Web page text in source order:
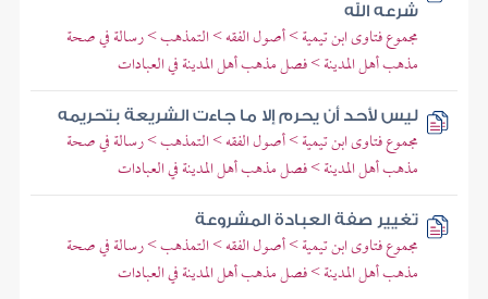
شرعه الله
مجموع فتاوى ابن تيمية > أصول الفقه > التمذهب > رسالة في صحة
مذهب أهل المدينة > فصل مذهب أهل المدينة في العبادات
ليس لأحد أن يحرم إلا ما جاءت الشريعة بتحريمه
مجموع فتاوى ابن تيمية > أصول الفقه > التمذهب > رسالة في صحة
مذهب أهل المدينة > فصل مذهب أهل المدينة في العبادات
تغيير صفة العبادة المشروعة
مجموع فتاوى ابن تيمية > أصول الفقه > التمذهب > رسالة في صحة
مذهب أهل المدينة > فصل مذهب أهل المدينة في العبادات